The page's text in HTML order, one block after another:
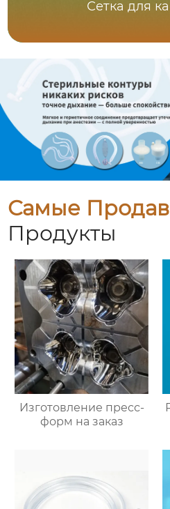
Сетка для
Самые
Продукты
Изготовление пресс-
форм на заказ